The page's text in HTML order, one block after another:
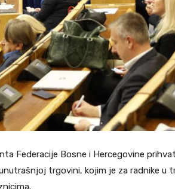
Federacije Bosne i Hercegovine
trgovini, kojim je za radnike u